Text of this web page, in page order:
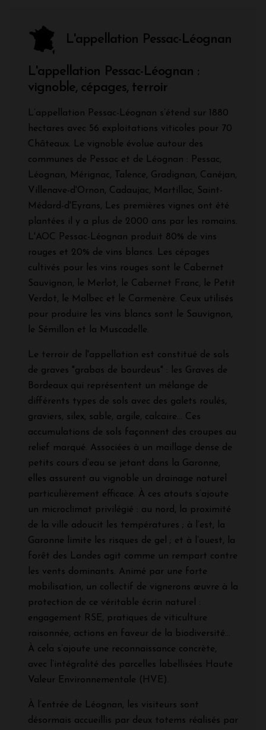
L'appellation Pessac-Léognan
L'appellation Pessac-Léognan :
vignoble, cépages, terroir
L’appellation Pessac-Léognan s’étend sur 1880
hectares avec 56 exploitations viticoles pour 70
Châteaux. Le vignoble évolue autour des
communes de Pessac et de Léognan : Pessac,
Léognan, Mérignac, Talence, Gradignan, Canéjan,
Villenave-d'Ornon, Cadaujac, Martillac, Saint-
Médard-d'Eyrans, Les premières vignes ont été
plantées il y a plus de 2000 ans par les romains.
L'AOC Pessac-Léognan produit 80% de vins
rouges et 20% de vins blancs. Les cépages
cultivés pour les vins rouges sont le Cabernet
Sauvignon, le Merlot, le Cabernet Franc, le Petit
Verdot, le Malbec et le Carmenère. Ceux utilisés
pour produire les vins blancs sont le Sauvignon,
le Sémillon et la Muscadelle.
Le terroir de l'appellation est constitué de sols
de graves "grabas de bourdeus" : les Graves de
Bordeaux qui représentent un mélange de
différents types de sols avec des galets roulés,
graviers, silex, sable, argile, calcaire... Ces
accumulations de sols façonnent des croupes au
relief marqué. Associées à un maillage dense de
petits cours d’eau se jetant dans la Garonne,
elles assurent au vignoble un drainage naturel
particulièrement efficace. À ces atouts s’ajoute
un microclimat privilégié : au nord, la proximité
de la ville adoucit les températures ; à l’est, la
Garonne limite les risques de gel ; et à l’ouest, la
forêt des Landes agit comme un rempart contre
les vents dominants. Animé par une forte
mobilisation, un collectif de vignerons œuvre à la
protection de ce véritable écrin naturel :
engagement RSE, pratiques de viticulture
raisonnée, actions en faveur de la biodiversité…
À cela s’ajoute une reconnaissance concrète,
avec l’intégralité des parcelles labellisées Haute
Valeur Environnementale (HVE).
À l’entrée de Léognan, les visiteurs sont
désormais accueillis par deux totems réalisés par